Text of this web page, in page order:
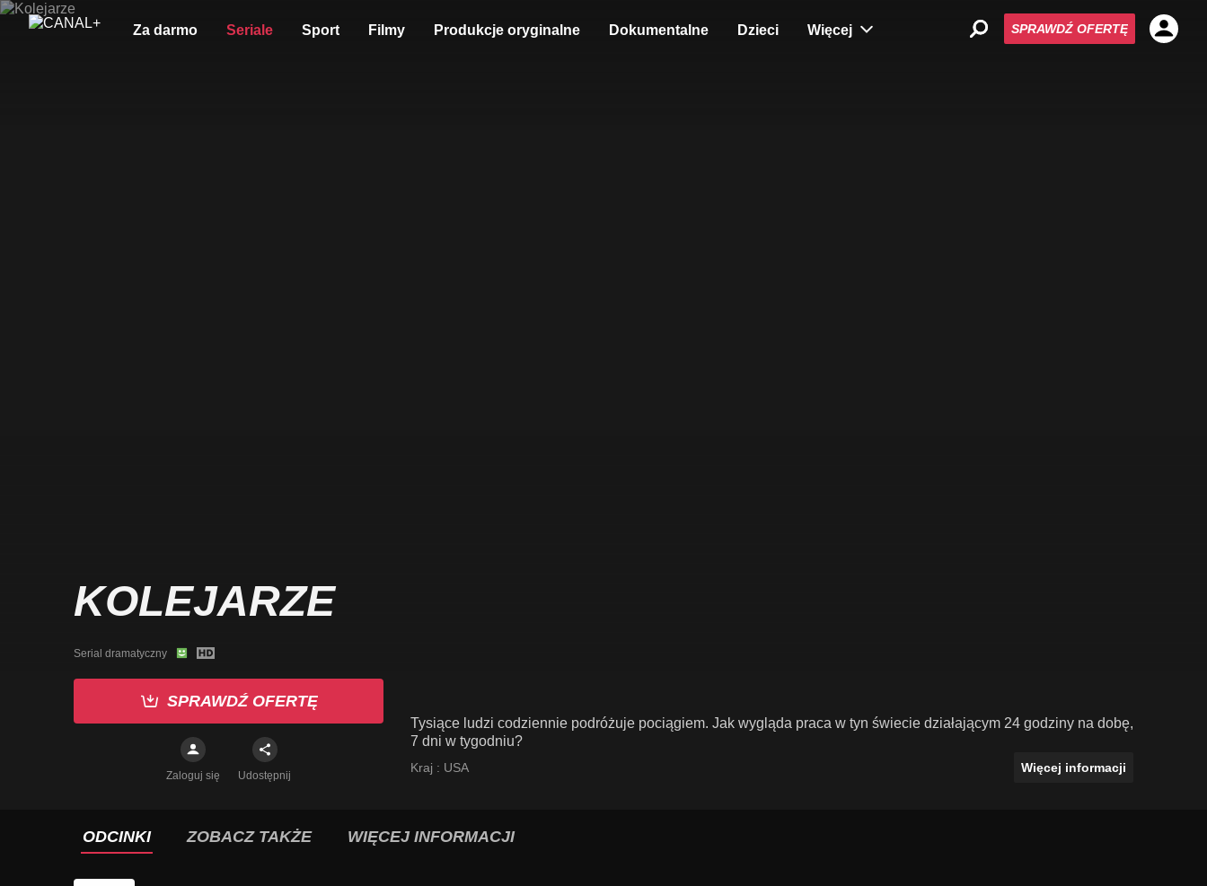
Za darmo Seriale Sport Filmy Produkcje oryginalne Dokumentalne Dzieci Więcej SPRAWDŹ OFERTĘ
KOLEJARZE
Serial dramatyczny
SPRAWDŹ OFERTĘ
Zaloguj się Udostępnij
Tysiące ludzi codziennie podróżuje pociągiem. Jak wygląda praca w tyn świecie działającym 24 godziny na dobę,
7 dni w tygodniu?
Kraj : USA Więcej informacji
ODCINKI ZOBACZ TAKŻE WIĘCEJ INFORMACJI